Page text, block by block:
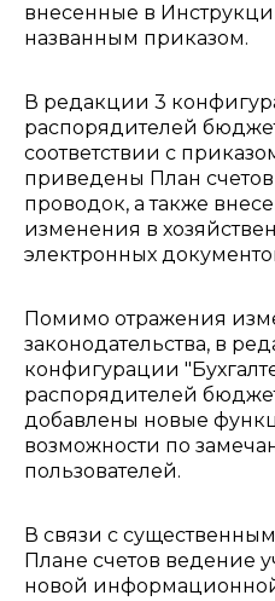
внесенные в
названным приказом.
В редакции 3
распорядителей
соответствии с
приведены План
проводок, а также
изменения в
электронных
Помимо отражения
законодательства, в
конфигурации
распорядителей
добавлены новые
возможности по
пользователей.
В связи с
Плане счетов ведение
новой